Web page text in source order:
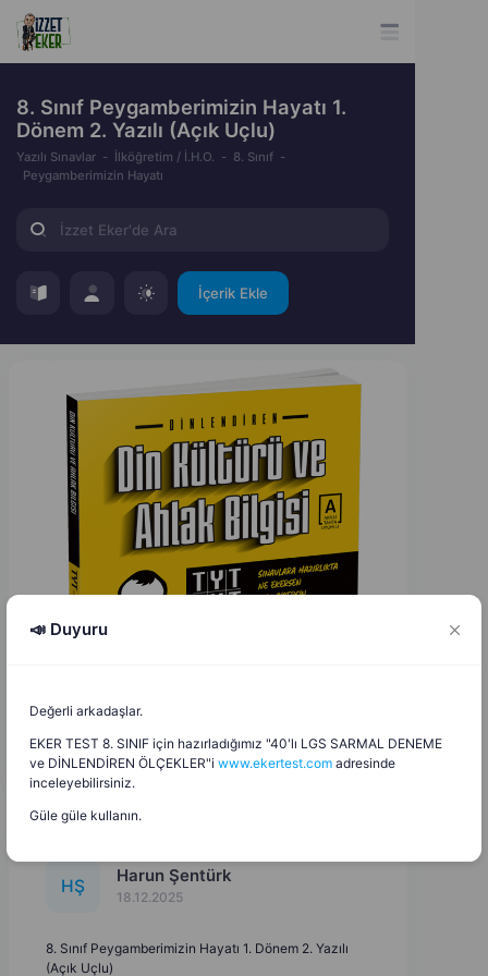
8. Sınıf Peygamberimizin Hayatı 1.
Dönem 2. Yazılı (Açık Uçlu)
Yazılı Sınavlar İlköğretim / İ.H.O.
8. Sınıf
Peygamberimizin Hayatı
İçerik Ekle
HŞ Harun Şentürk
18.12.2025
8. Sınıf Peygamberimizin Hayatı 1. Dönem 2. Yazılı
(Açık Uçlu)
📣 Duyuru
Değerli arkadaşlar.
EKER TEST 8. SINIF için hazırladığımız "40'lı LGS SARMAL DENEME
ve DİNLENDİREN ÖLÇEKLER"i www.ekertest.com adresinde
inceleyebilirsiniz.
Güle güle kullanın.